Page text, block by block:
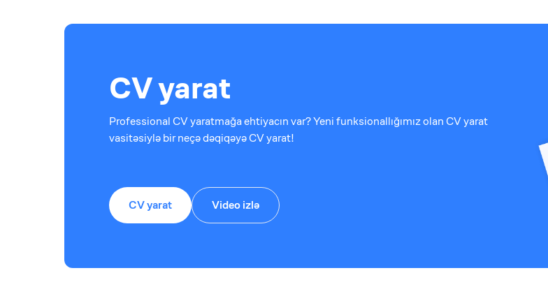
CV yarat
Professional CV yaratmağa ehtiyacın var? Yeni funksionallığımız olan CV yarat
vasitəsiylə bir neçə dəqiqəyə CV yarat!
CV yarat Video izlə